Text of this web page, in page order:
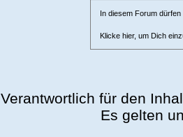
In diesem Forum
Klicke hier, um Dich
Verantwortlich für den
Es gelten